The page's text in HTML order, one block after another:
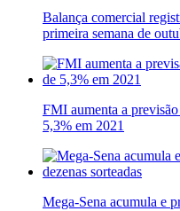
Balança comercial
primeira semana de
FMI aumenta a
5,3% em 2021
Mega-Sena acumula e